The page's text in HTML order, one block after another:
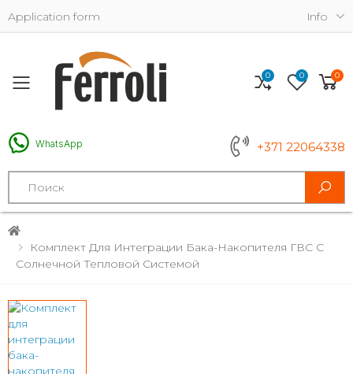
Application form Info
Toggle mobile menu
WhatsApp +371 22064338
Search
0 0 0
Комплект Для Интеграции Бака-Накопителя ГВС С
Солнечной Тепловой Системой